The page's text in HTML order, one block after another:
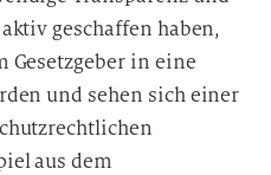
geschaffen haben,
Gesetzgeber in eine
und sehen sich einer
aus dem